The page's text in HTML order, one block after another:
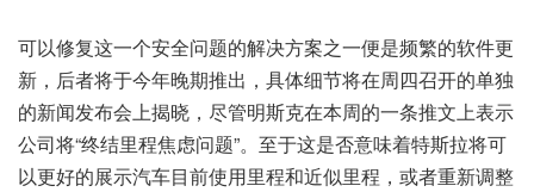
可以修复这一个安全问题的解决方案之一便是频繁的软件更
新，后者将于今年晚期推出，具体细节将在周四召开的单独
的新闻发布会上揭晓，尽管明斯克在本周的一条推文上表示
公司将“终结里程焦虑问题”。至于这是否意味着特斯拉将可
以更好的展示汽车目前使用里程和近似里程，或者重新调整